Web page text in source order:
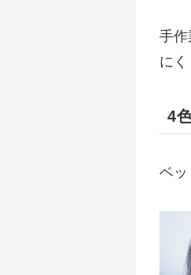
手作
に
4
ベッ